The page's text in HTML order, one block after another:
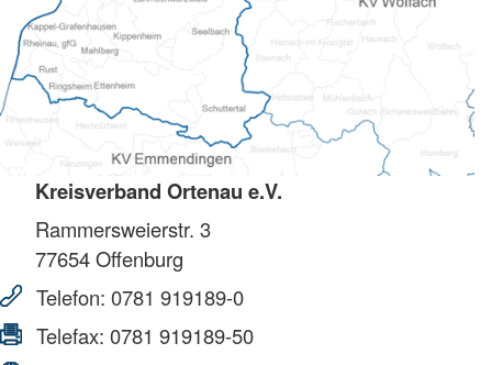
Kreisverband Ortenau e.V.
Rammersweierstr. 3
77654Offenburg
Telefon: 0781 919189-0
Telefax: 0781 919189-50